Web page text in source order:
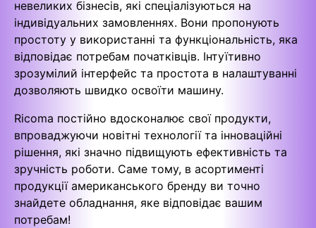
невеликих бізнесів, які спеціалізуються на
індивідуальних замовленнях. Вони пропонують
простоту у використанні та функціональність, яка
відповідає потребам початківців. Інтуїтивно
зрозумілий інтерфейс та простота в налаштуванні
дозволяють швидко освоїти машину.
Ricoma постійно вдосконалює свої продукти,
впроваджуючи новітні технології та інноваційні
рішення, які значно підвищують ефективність та
зручність роботи. Саме тому, в асортименті
продукції американського бренду ви точно
знайдете обладнання, яке відповідає вашим
потребам!